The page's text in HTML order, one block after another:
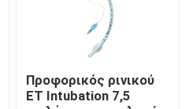
Προφορικός ρινικού
ET Intubation 7,5